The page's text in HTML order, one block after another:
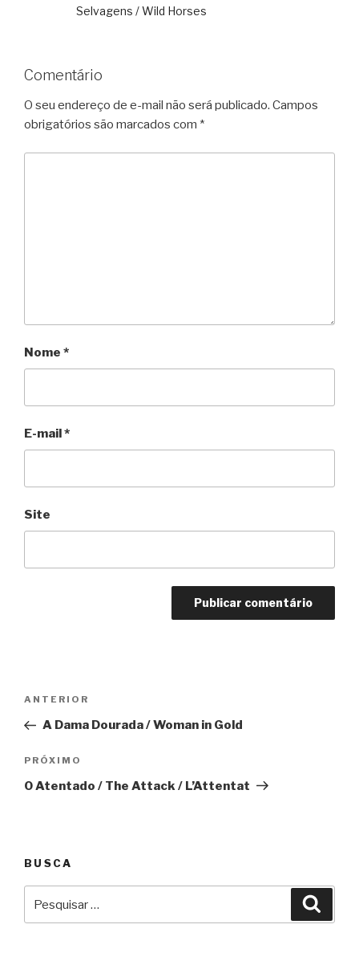
Selvagens / Wild Horses
Comentário
O seu endereço de e-mail não será publicado. Campos
obrigatórios são marcados com *
Nome *
E-mail*
Site
Post
Anterior
ANTERIOR
A Dama Dourada / Woman in Gold
Próximo
PRÓXIMO
O Atentado / The Attack / L’Attentat
BUSCA
por: